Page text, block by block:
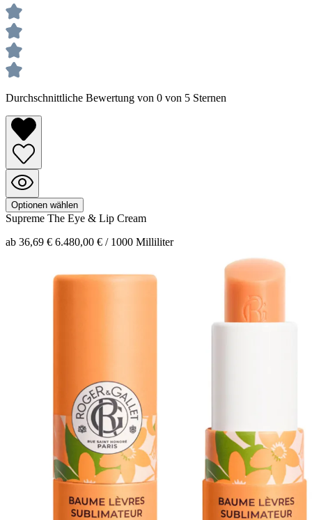
Durchschnittliche Bewertung von 0 von 5 Sternen
Optionen wählen
Supreme The Eye & Lip Cream
ab 36,69 € 6.480,00 € / 1000 Milliliter